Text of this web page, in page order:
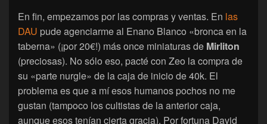
En fin, empezamos por las compras y ventas. En las
DAU pude agenciarme al Enano Blanco «bronca en la
taberna» (¡por 20€!) más once miniaturas de Mirliton
(preciosas). No sólo eso, pacté con Zeo la compra de
su «parte nurgle» de la caja de inicio de 40k. El
problema es que a mí esos humanos pochos no me
gustan (tampoco los cultistas de la anterior caja,
aunque esos tenían cierta gracia). Por fortuna David